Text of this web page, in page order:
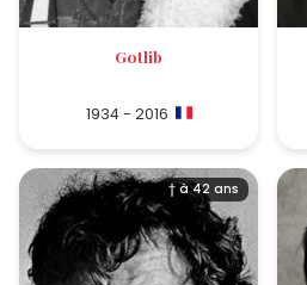
Gotlib
1934 - 2016
† à 42 ans